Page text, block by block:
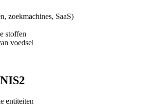
zoekmachines, SaaS)
stoffen
voedsel
entiteiten